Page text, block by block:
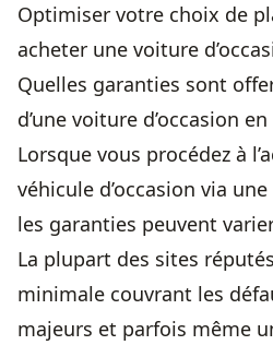
Optimiser votre choix de
acheter une voiture
Quelles garanties sont
d’une voiture d’occasion
Lorsque vous procédez à
véhicule d’occasion via
les garanties peuvent
La plupart des sites
minimale couvrant les
majeurs et parfois même